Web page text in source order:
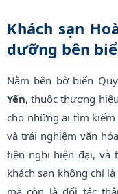
Khách sạn
dưỡng bên
Nằm bên bờ biển
Yến, thuộc thương hiệu
cho những ai tìm
và trải nghiệm văn
tiện nghi hiện đại, và
khách sạn không chỉ
mà còn là đối tác